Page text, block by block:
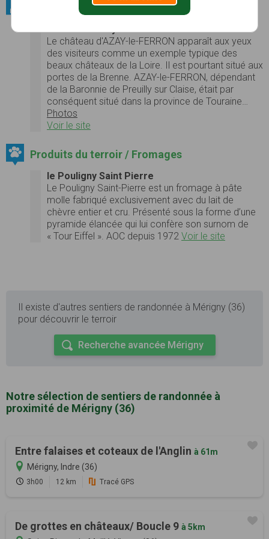
Patrimoine bâti / Châteaux
Château d'Azay-le-Ferron
Le château d'AZAY-le-FERRON apparaît aux yeux
des visiteurs comme un exemple typique des
beaux châteaux de la Loire. Il est pourtant situé aux
portes de la Brenne. AZAY-le-FERRON, dépendant
de la Baronnie de Preuilly sur Claise, était par
conséquent situé dans la province de Touraine…
Photos
Voir le site
Produits du terroir / Fromages
le Pouligny Saint Pierre
Le Pouligny Saint-Pierre est un fromage à pâte
molle fabriqué exclusivement avec du lait de
chèvre entier et cru. Présenté sous la forme d’une
pyramide élancée qui lui confère son surnom de
« Tour Eiffel ». AOC depuis 1972 Voir le site
Il existe d'autres sentiers de randonnée à Mérigny (36)
pour découvrir le terroir
Recherche avancée Mérigny
Notre sélection de sentiers de randonnée à
proximité de Mérigny (36)
Entre falaises et coteaux de l'Anglin à 61m
Mérigny, Indre (36)
3h00 12 km Tracé GPS
De grottes en châteaux/ Boucle 9 à 5km